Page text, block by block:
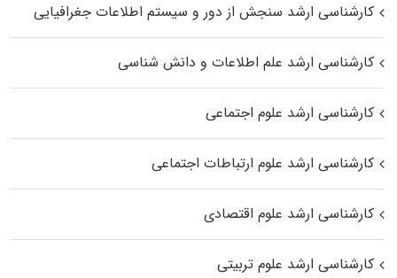
کارشناسی ارشد سنجش از دور و سیستم اطلاعات جغرافیایی
کارشناسی ارشد علم اطلاعات و دانش شناسی
کارشناسی ارشد علوم اجتماعی
کارشناسی ارشد علوم ارتباطات اجتماعی
کارشناسی ارشد علوم اقتصادی
کارشناسی ارشد علوم تربیتی